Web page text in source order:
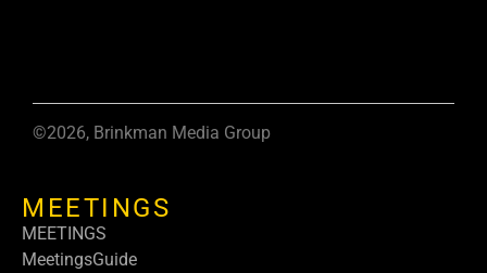
©2026, Brinkman Media Group
MEETINGS
MEETINGS
MeetingsGuide